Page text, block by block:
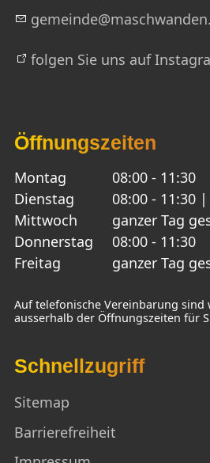
g m nd m schw nd n
folgen Sie uns auf
Öffnungszeiten
Montag
08:00 - 11:30
Dienstag
08:00 - 11:30
Mittwoch
ganzer Tag
Donnerstag
08:00 - 11:30
Freitag
ganzer Tag
Auf telefonische Vereinbarung sind
ausserhalb der Öffnungszeiten für
Schnellzugriff
Sitemap
Barrierefreiheit